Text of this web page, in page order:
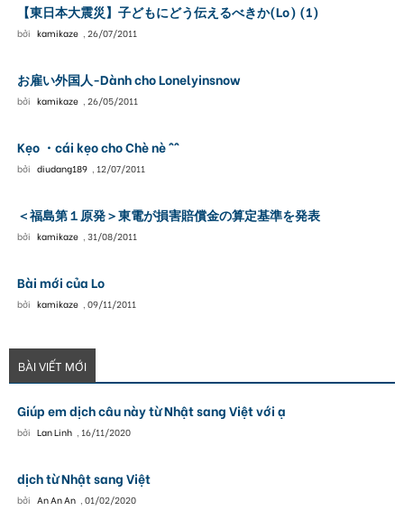
【東日本大震災】子どもにどう伝えるべきか(Lo) (1)
bởi kamikaze 26/07/2011
お雇い外国人-Dành cho Lonelyinsnow
bởi kamikaze 26/05/2011
Kẹo ・cái kẹo cho Chè nè ^^
bởi diudang189 12/07/2011
＜福島第１原発＞東電が損害賠償金の算定基準を発表
bởi kamikaze 31/08/2011
Bài mới của Lo
bởi kamikaze 09/11/2011
BÀI VIẾT MỚI
Giúp em dịch câu này từ Nhật sang Việt với ạ
bởi Lan Linh 16/11/2020
dịch từ Nhật sang Việt
bởi An An An 01/02/2020